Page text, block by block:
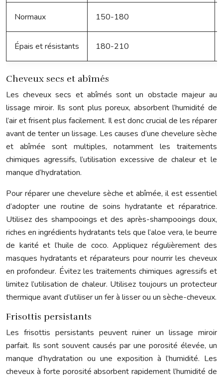
Normaux 150-180
Épais et résistants 180-210
Cheveux secs et abîmés
Les cheveux secs et abîmés sont un obstacle majeur au
lissage miroir. Ils sont plus poreux, absorbent l’humidité de
l’air et frisent plus facilement. Il est donc crucial de les réparer
avant de tenter un lissage. Les causes d’une chevelure sèche
et abîmée sont multiples, notamment les traitements
chimiques agressifs, l’utilisation excessive de chaleur et le
manque d’hydratation.
Pour réparer une chevelure sèche et abîmée, il est essentiel
d’adopter une routine de soins hydratante et réparatrice.
Utilisez des shampooings et des après-shampooings doux,
riches en ingrédients hydratants tels que l’aloe vera, le beurre
de karité et l’huile de coco. Appliquez régulièrement des
masques hydratants et réparateurs pour nourrir les cheveux
en profondeur. Évitez les traitements chimiques agressifs et
limitez l’utilisation de chaleur. Utilisez toujours un protecteur
thermique avant d’utiliser un fer à lisser ou un sèche-cheveux.
Frisottis persistants
Les frisottis persistants peuvent ruiner un lissage miroir
parfait. Ils sont souvent causés par une porosité élevée, un
manque d’hydratation ou une exposition à l’humidité. Les
cheveux à forte porosité absorbent rapidement l’humidité de